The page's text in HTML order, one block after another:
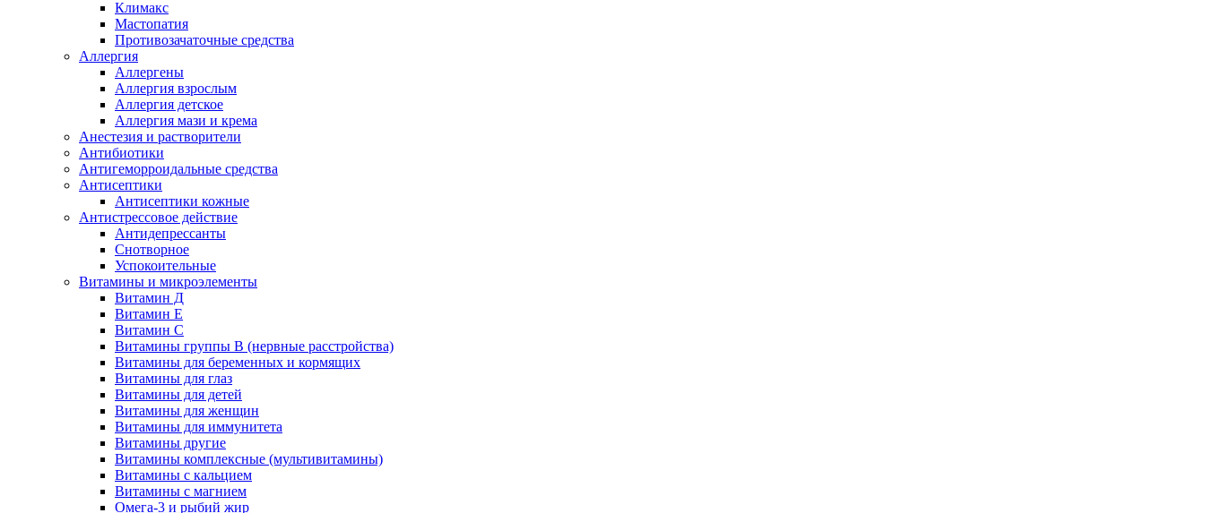
Климакс
Мастопатия
Противозачаточные средства
Аллергия
Аллергены
Аллергия взрослым
Аллергия детское
Аллергия мази и крема
Анестезия и растворители
Антибиотики
Антигеморроидальные средства
Антисептики
Антисептики кожные
Антистрессовое действие
Антидепрессанты
Снотворное
Успокоительные
Витамины и микроэлементы
Витамин Д
Витамин Е
Витамин С
Витамины группы В (нервные расстройства)
Витамины для беременных и кормящих
Витамины для глаз
Витамины для детей
Витамины для женщин
Витамины для иммунитета
Витамины другие
Витамины комплексные (мультивитамины)
Витамины с кальцием
Витамины с магнием
Омега-3 и рыбий жир